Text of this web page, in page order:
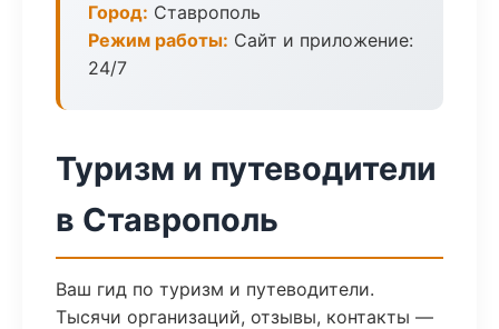
Город: Ставрополь
Режим работы: Сайт и приложение:
24/7
Туризм и путеводители
в Ставрополь
Ваш гид по туризм и путеводители.
Тысячи организаций, отзывы, контакты —